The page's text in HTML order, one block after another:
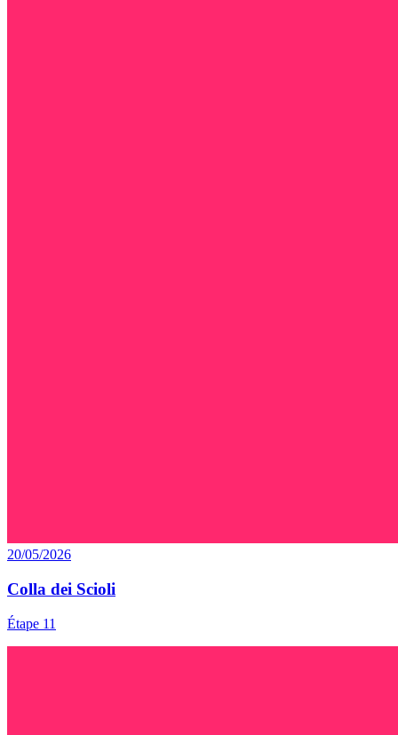
20/05/2026
Colla dei Scioli
Étape 11